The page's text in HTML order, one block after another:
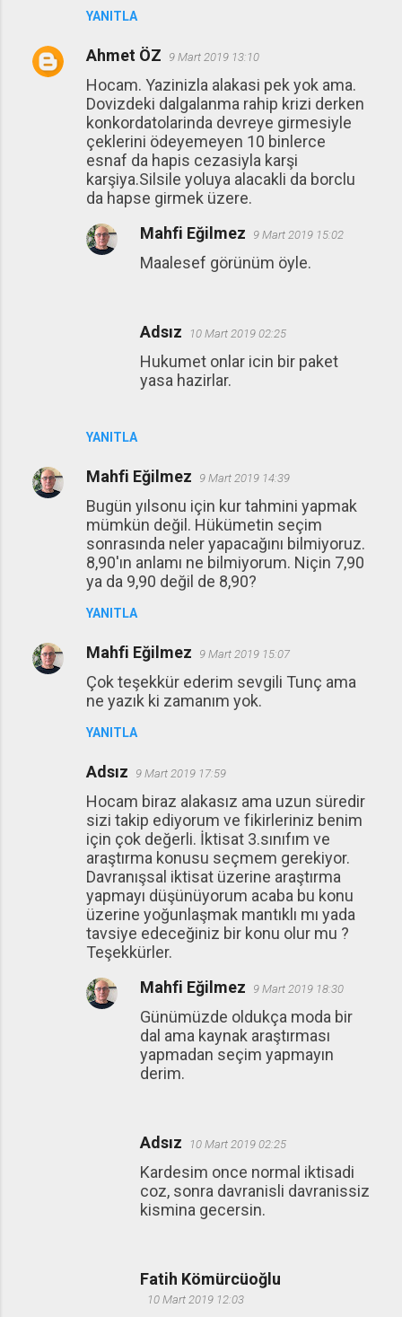
YANITLA
Ahmet ÖZ 9 Mart 2019 13:10
Hocam. Yazinizla alakasi pek yok ama.
Dovizdeki dalgalanma rahip krizi derken
konkordatolarinda devreye girmesiyle
çeklerini ödeyemeyen 10 binlerce
esnaf da hapis cezasiyla karşi
karşiya.Silsile yoluya alacakli da borclu
da hapse girmek üzere.
YANITLA
Mahfi Eğilmez 9 Mart 2019 15:02
Maalesef görünüm öyle.
Adsız 10 Mart 2019 02:25
Hukumet onlar icin bir paket
yasa hazirlar.
Mahfi Eğilmez 9 Mart 2019 14:39
Bugün yılsonu için kur tahmini yapmak
mümkün değil. Hükümetin seçim
sonrasında neler yapacağını bilmiyoruz.
8,90'ın anlamı ne bilmiyorum. Niçin 7,90
ya da 9,90 değil de 8,90?
YANITLA
Mahfi Eğilmez 9 Mart 2019 15:07
Çok teşekkür ederim sevgili Tunç ama
ne yazık ki zamanım yok.
YANITLA
Adsız 9 Mart 2019 17:59
Hocam biraz alakasız ama uzun süredir
sizi takip ediyorum ve fikirleriniz benim
için çok değerli. İktisat 3.sınıfım ve
araştırma konusu seçmem gerekiyor.
Davranışsal iktisat üzerine araştırma
yapmayı düşünüyorum acaba bu konu
üzerine yoğunlaşmak mantıklı mı yada
tavsiye edeceğiniz bir konu olur mu ?
Teşekkürler.
Mahfi Eğilmez 9 Mart 2019 18:30
Günümüzde oldukça moda bir
dal ama kaynak araştırması
yapmadan seçim yapmayın
derim.
Adsız 10 Mart 2019 02:25
Kardesim once normal iktisadi
coz, sonra davranisli davranissiz
kismina gecersin.
Fatih Kömürcüoğlu
10 Mart 2019 12:03